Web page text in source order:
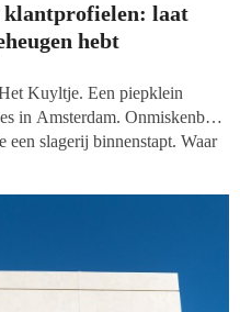
klantprofielen: laat
hebt
Kuyltje. Een piepklein
in Amsterdam. Onmiskenbare
een slagerij binnenstapt. Waar